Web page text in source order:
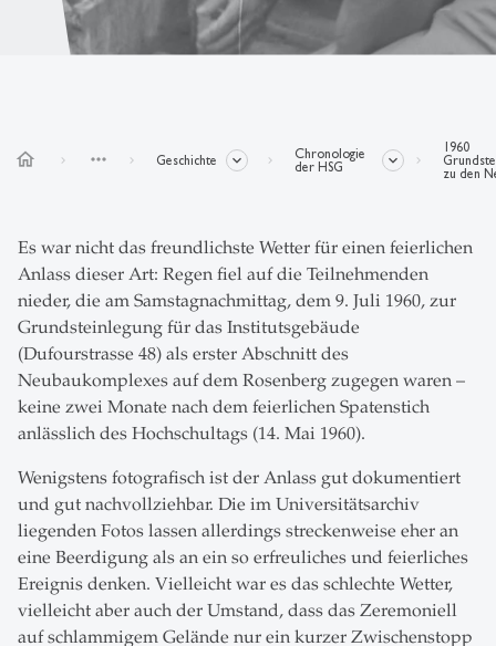
home more_horiz Geschichte
Chronologie
der HSG
1960
zu den
Es war nicht das freundlichste Wetter für einen feierlichen
Anlass dieser Art: Regen fiel auf die Teilnehmenden
nieder, die am Samstagnachmittag, dem 9. Juli 1960, zur
Grundsteinlegung für das Institutsgebäude
(Dufourstrasse 48) als erster Abschnitt des
Neubaukomplexes auf dem Rosenberg zugegen waren –
keine zwei Monate nach dem feierlichen Spatenstich
anlässlich des Hochschultags (14. Mai 1960).
Wenigstens fotografisch ist der Anlass gut dokumentiert
und gut nachvollziehbar. Die im Universitätsarchiv
liegenden Fotos lassen allerdings streckenweise eher an
eine Beerdigung als an ein so erfreuliches und feierliches
Ereignis denken. Vielleicht war es das schlechte Wetter,
vielleicht aber auch der Umstand, dass das Zeremoniell
auf schlammigem Gelände nur ein kurzer Zwischenstopp